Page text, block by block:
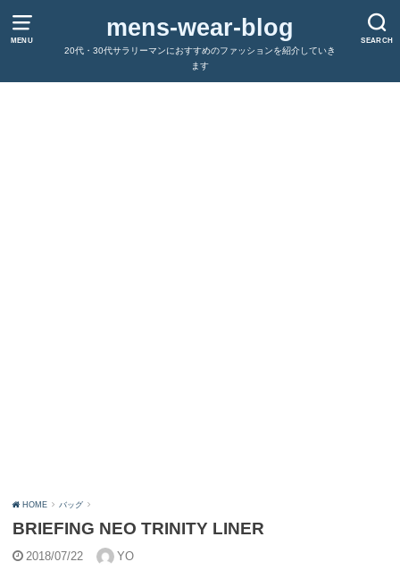
MENU SEARCH
mens-wear-blog
20代・30代サラリーマンにおすすめのファッションを紹介していき
ます
HOME バッグ
BRIEFING NEO TRINITY LINER
2018/07/22 YO